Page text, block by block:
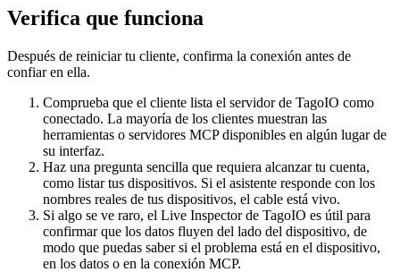
Verifica que funciona
Después de reiniciar tu cliente, confirma la conexión antes de
confiar en ella.
Comprueba que el cliente lista el servidor de TagoIO como
conectado. La mayoría de los clientes muestran las
herramientas o servidores MCP disponibles en algún lugar de
su interfaz.
Haz una pregunta sencilla que requiera alcanzar tu cuenta,
como listar tus dispositivos. Si el asistente responde con los
nombres reales de tus dispositivos, el cable está vivo.
Si algo se ve raro, el Live Inspector de TagoIO es útil para
confirmar que los datos fluyen del lado del dispositivo, de
modo que puedas saber si el problema está en el dispositivo,
en los datos o en la conexión MCP.